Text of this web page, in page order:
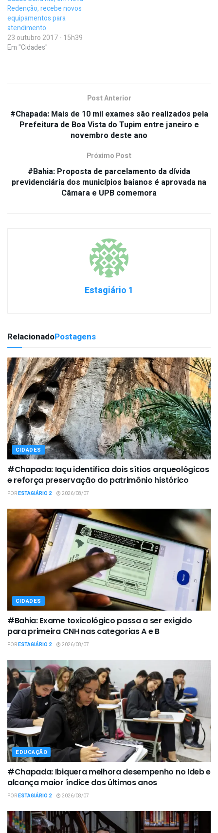
Redenção, recebe novos
equipamentos para
atendimento
23 outubro 2017 - 15h39
Em "Cidades"
Post Anterior
#Chapada: Mais de 10 mil exames são realizados pela
Prefeitura de Boa Vista do Tupim entre janeiro e
novembro deste ano
Próximo Post
#Bahia: Proposta de parcelamento da dívida
previdenciária dos municípios baianos é aprovada na
Câmara e UPB comemora
Estagiário 1
RelacionadoPostagens
CIDADES
#Chapada: Iaçu identifica dois sítios arqueológicos
e reforça preservação do patrimônio histórico
PORESTAGIÁRIO 2 2026/08/07
CIDADES
#Bahia: Exame toxicológico passa a ser exigido
para primeira CNH nas categorias A e B
PORESTAGIÁRIO 2 2026/08/07
EDUCAÇÃO
#Chapada: Ibiquera melhora desempenho no Ideb e
alcança maior índice dos últimos anos
PORESTAGIÁRIO 2 2026/08/07